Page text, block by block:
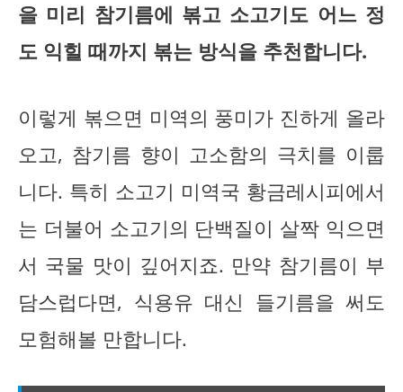
을 미리 참기름에 볶고 소고기도 어느 정
도 익힐 때까지 볶는 방식을 추천합니다.
이렇게 볶으면 미역의 풍미가 진하게 올라
오고, 참기름 향이 고소함의 극치를 이룹
니다. 특히 소고기 미역국 황금레시피에서
는 더불어 소고기의 단백질이 살짝 익으면
서 국물 맛이 깊어지죠. 만약 참기름이 부
담스럽다면, 식용유 대신 들기름을 써도
모험해볼 만합니다.